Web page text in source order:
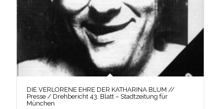
DIE VERLORENE EHRE DER KATHARINA BLUM //
Presse / Drehbericht 43. Blatt – Stadtzeitung für
München